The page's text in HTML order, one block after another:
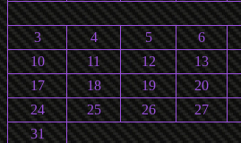
3
4 5 6
10
11 12 13
17
18 19 20
24
25 26 27
31